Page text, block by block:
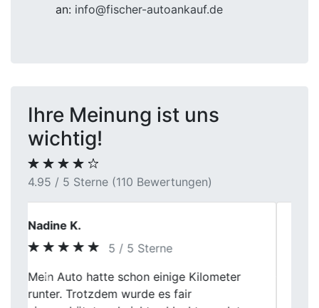
an: info@fischer-autoankauf.de
Ihre Meinung ist uns
wichtig!
4.95 / 5 Sterne (110 Bewertungen)
Heinrich Alfons
5 / 5 Sterne
Wir sind zufrieden, Wort gehalten,
zuverlässig.